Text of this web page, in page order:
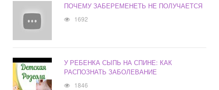
ПОЧЕМУ ЗАБЕРЕМЕНЕТЬ НЕ ПОЛУЧАЕТСЯ
1692
У РЕБЕНКА СЫПЬ НА СПИНЕ: КАК
РАСПОЗНАТЬ ЗАБОЛЕВАНИЕ
1846